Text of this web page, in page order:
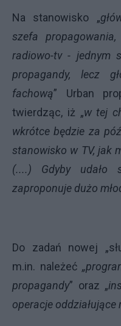
Na stanowisko „
szefa
radiowo-tv - jednym
propagandy, lecz
fachową” Urban
twierdząc, iż „w tej
wkrótce będzie za
stanowisko w TV, jak
(....) Gdyby udało
zaproponuje dużo
Do zadań nowej
m.in. należeć
propagandy” oraz „
operacje